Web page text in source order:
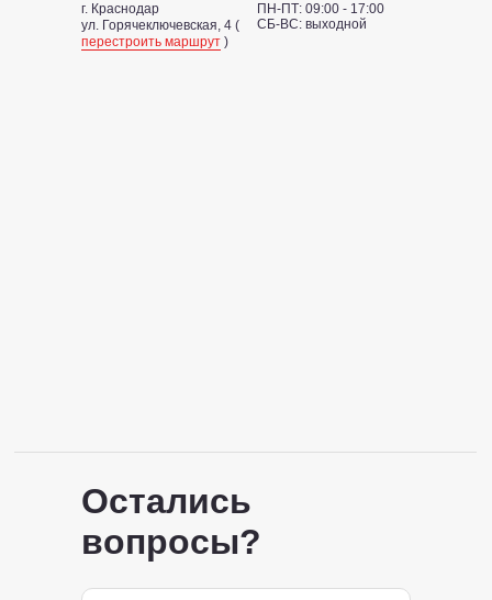
г. Краснодар
ул. Горячеключевская, 4 (
перестроить маршрут )
ПН-ПТ: 09:00 - 17:00
СБ-ВС: выходной
Остались
вопросы?